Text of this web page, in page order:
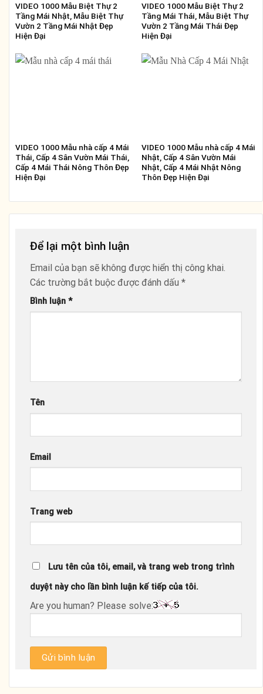
VIDEO 1000 Mẫu Biệt Thự 2
Tầng Mái Nhật, Mẫu Biệt Thự
Vườn 2 Tầng Mái Nhật Đẹp
Hiện Đại
VIDEO 1000 Mẫu Biệt Thự 2
Tầng Mái Thái, Mẫu Biệt Thự
Vườn 2 Tầng Mái Thái Đẹp
Hiện Đại
VIDEO 1000 Mẫu nhà cấp 4 Mái
Thái, Cấp 4 Sân Vườn Mái Thái,
Cấp 4 Mái Thái Nông Thôn Đẹp
Hiện Đại
VIDEO 1000 Mẫu nhà cấp 4 Mái
Nhật, Cấp 4 Sân Vườn Mái
Nhật, Cấp 4 Mái Nhật Nông
Thôn Đẹp Hiện Đại
Để lại một bình luận
Email của bạn sẽ không được hiển thị công khai.
Các trường bắt buộc được đánh dấu *
Bình luận *
Tên
Email
Trang web
Lưu tên của tôi, email, và trang web trong trình
duyệt này cho lần bình luận kế tiếp của tôi.
Are you human? Please solve: